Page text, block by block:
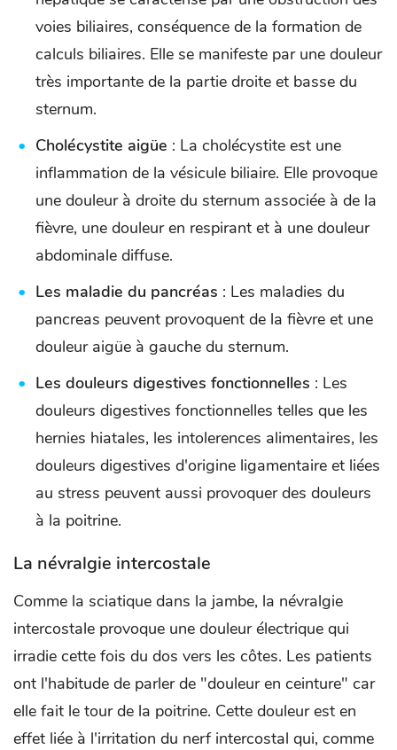
voies biliaires, conséquence de la formation de
calculs biliaires. Elle se manifeste par une douleur
très importante de la partie droite et basse du
sternum.
Cholécystite aigüe : La cholécystite est une
inflammation de la vésicule biliaire. Elle provoque
une douleur à droite du sternum associée à de la
fièvre, une douleur en respirant et à une douleur
abdominale diffuse.
Les maladie du pancréas : Les maladies du
pancreas peuvent provoquent de la fièvre et une
douleur aigüe à gauche du sternum.
Les douleurs digestives fonctionnelles : Les
douleurs digestives fonctionnelles telles que les
hernies hiatales, les intolerences alimentaires, les
douleurs digestives d'origine ligamentaire et liées
au stress peuvent aussi provoquer des douleurs
à la poitrine.
La névralgie intercostale
Comme la sciatique dans la jambe, la névralgie
intercostale provoque une douleur électrique qui
irradie cette fois du dos vers les côtes. Les patients
ont l'habitude de parler de "douleur en ceinture" car
elle fait le tour de la poitrine. Cette douleur est en
effet liée à l'irritation du nerf intercostal qui, comme